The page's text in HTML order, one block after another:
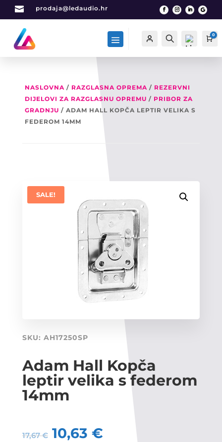
 prodaja@ledaudio.hr
Račun Traži
List
a
0
NASLOVNA/ RAZGLASNA OPREMA/ REZERVNI
DIJELOVI ZA RAZGLASNU OPREMU / PRIBOR ZA
GRADNJU / ADAM HALL KOPČA LEPTIR VELIKA S
FEDEROM 14MM
SKU: AH17250SP
Adam Hall Kopča
leptir velika s federom
14mm
17,67€ 10,63 €
SALE!